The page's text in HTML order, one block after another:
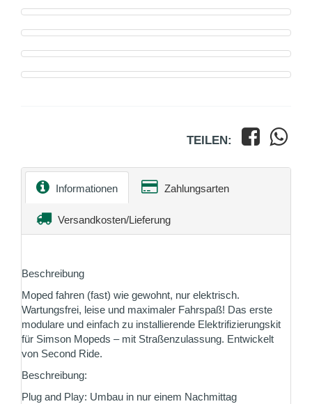
TEILEN:
Informationen Zahlungsarten
Versandkosten/Lieferung
Beschreibung
Moped fahren (fast) wie gewohnt, nur elektrisch.
Wartungsfrei, leise und maximaler Fahrspaß! Das erste
modulare und einfach zu installierende Elektrifizierungskit
für Simson Mopeds – mit Straßenzulassung. Entwickelt
von Second Ride.
Beschreibung:
Plug and Play: Umbau in nur einem Nachmittag